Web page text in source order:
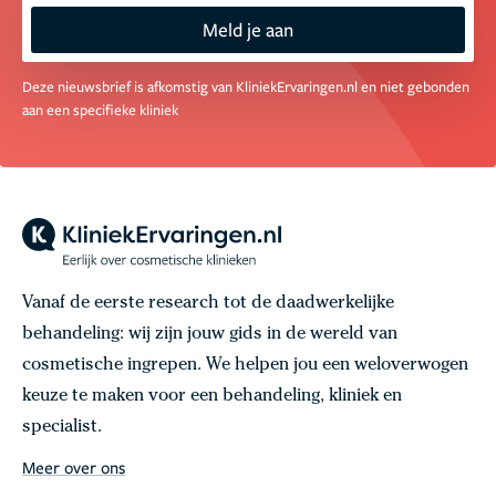
Meld je aan
Deze nieuwsbrief is afkomstig van KliniekErvaringen.nl en niet gebonden
aan een specifieke kliniek
Vanaf de eerste research tot de daadwerkelijke
behandeling: wij zijn jouw gids in de wereld van
cosmetische ingrepen. We helpen jou een weloverwogen
keuze te maken voor een behandeling, kliniek en
specialist.
Meer over ons